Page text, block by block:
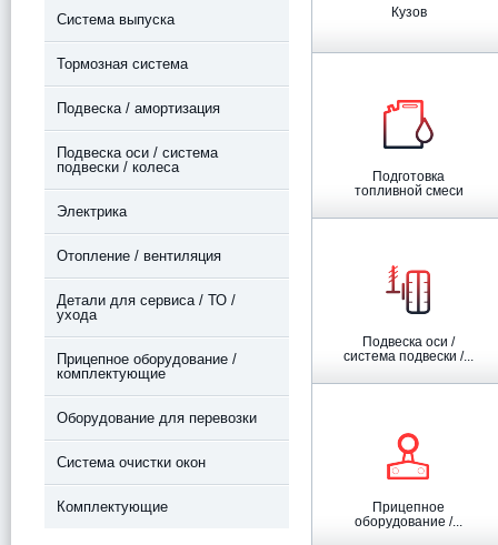
Система выпуска
Тормозная система
Подвеска / амортизация
Подвеска оси / система
подвески / колеса
Электрика
Отопление / вентиляция
Детали для сервиса / ТО /
ухода
Прицепное оборудование /
комплектующие
Оборудование для перевозки
Система очистки окон
Комплектующие
Кузов
Подготовка
топливной смеси
Подвеска оси /
система подвески /...
Прицепное
оборудование /...